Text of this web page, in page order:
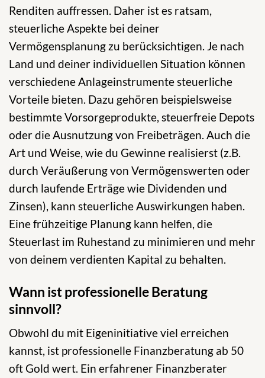
Renditen auffressen. Daher ist es ratsam,
steuerliche Aspekte bei deiner
Vermögensplanung zu berücksichtigen. Je nach
Land und deiner individuellen Situation können
verschiedene Anlageinstrumente steuerliche
Vorteile bieten. Dazu gehören beispielsweise
bestimmte Vorsorgeprodukte, steuerfreie Depots
oder die Ausnutzung von Freibeträgen. Auch die
Art und Weise, wie du Gewinne realisierst (z.B.
durch Veräußerung von Vermögenswerten oder
durch laufende Erträge wie Dividenden und
Zinsen), kann steuerliche Auswirkungen haben.
Eine frühzeitige Planung kann helfen, die
Steuerlast im Ruhestand zu minimieren und mehr
von deinem verdienten Kapital zu behalten.
Wann ist professionelle Beratung
sinnvoll?
Obwohl du mit Eigeninitiative viel erreichen
kannst, ist professionelle Finanzberatung ab 50
oft Gold wert. Ein erfahrener Finanzberater